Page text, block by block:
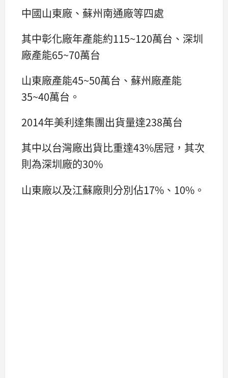
中國山東廠、蘇州南通廠等四處
其中彰化廠年產能約115~120萬台、深圳
廠產能65~70萬台
山東廠產能45~50萬台、蘇州廠產能
35~40萬台。
2014年美利達集團出貨量達238萬台
其中以台灣廠出貨比重達43%居冠，其次
則為深圳廠的30%
山東廠以及江蘇廠則分別佔17%、10%。